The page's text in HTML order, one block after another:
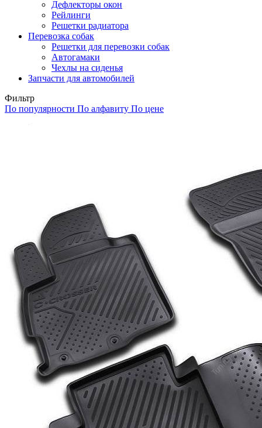
Дефлекторы окон
Рейлинги
Решетки радиатора
Перевозка собак
Решетки для перевозки собак
Автогамаки
Чехлы на сиденья
Запчасти для автомобилей
Фильтр
По популярности По алфавиту По цене